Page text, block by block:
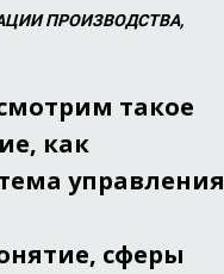
ПРОИЗВОДСТВА,
такое
как
управления
сферы